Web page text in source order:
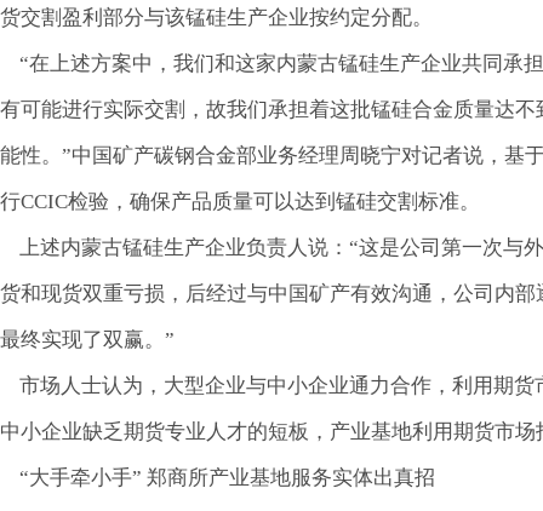
货交割盈利部分与该锰硅生产企业按约定分配。
“在上述方案中，我们和这家内蒙古锰硅生产企业共同承
有可能进行实际交割，故我们承担着这批锰硅合金质量达
能性。”中国矿产碳钢合金部业务经理周晓宁对记者说，基
行CCIC检验，确保产品质量可以达到锰硅交割标准。
上述内蒙古锰硅生产企业负责人说：“这是公司第一次与
货和现货双重亏损，后经过与中国矿产有效沟通，公司内
最终实现了双赢。”
市场人士认为，大型企业与中小企业通力合作，利用期
中小企业缺乏期货专业人才的短板，产业基地利用期货市
“大手牵小手” 郑商所产业基地服务实体出真招